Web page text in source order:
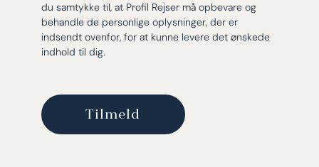
du samtykke til, at Profil Rejser må opbevare og
behandle de personlige oplysninger, der er
indsendt ovenfor, for at kunne levere det ønskede
indhold til dig.